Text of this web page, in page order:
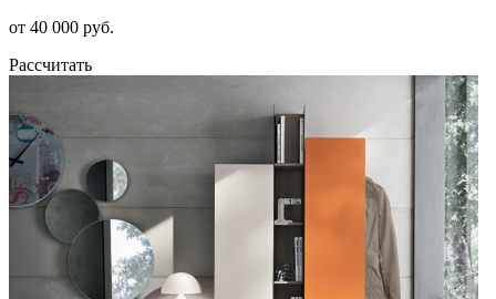
от 40 000 руб.
Рассчитать